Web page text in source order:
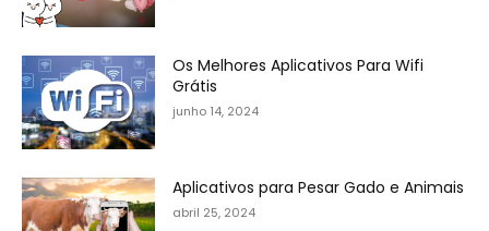
Os Melhores Aplicativos Para Wifi
Grátis
junho 14, 2024
Aplicativos para Pesar Gado e Animais
abril 25, 2024